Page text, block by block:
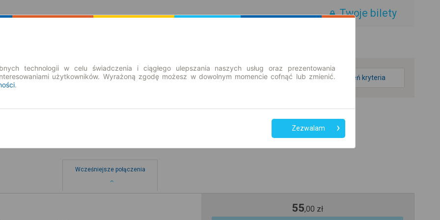
Twoje bilety
zmień kryteria
Wcześniejsze połączenia
55,00 zł
technologii w celu świadczenia i ciągłego ulepszania naszych usług oraz prezentowania
użytkowników. Wyrażoną zgodę możesz w dowolnym momencie cofnąć lub zmienić.
.
Zezwalam